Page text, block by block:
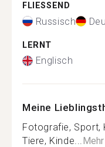
FLIESSEND
Russisch
LERNT
Englisch
Meine
Fotografie, Sport,
Tiere, Kinde...